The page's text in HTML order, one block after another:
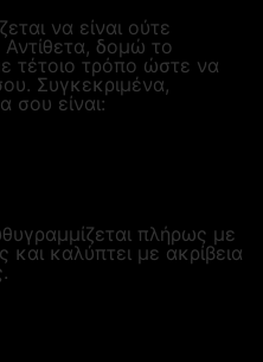
να είναι ούτε
Αντίθετα, δομώ το
τέτοιο τρόπο ώστε να
Συγκεκριμένα,
σου είναι:
πλήρως με
και καλύπτει με ακρίβεια